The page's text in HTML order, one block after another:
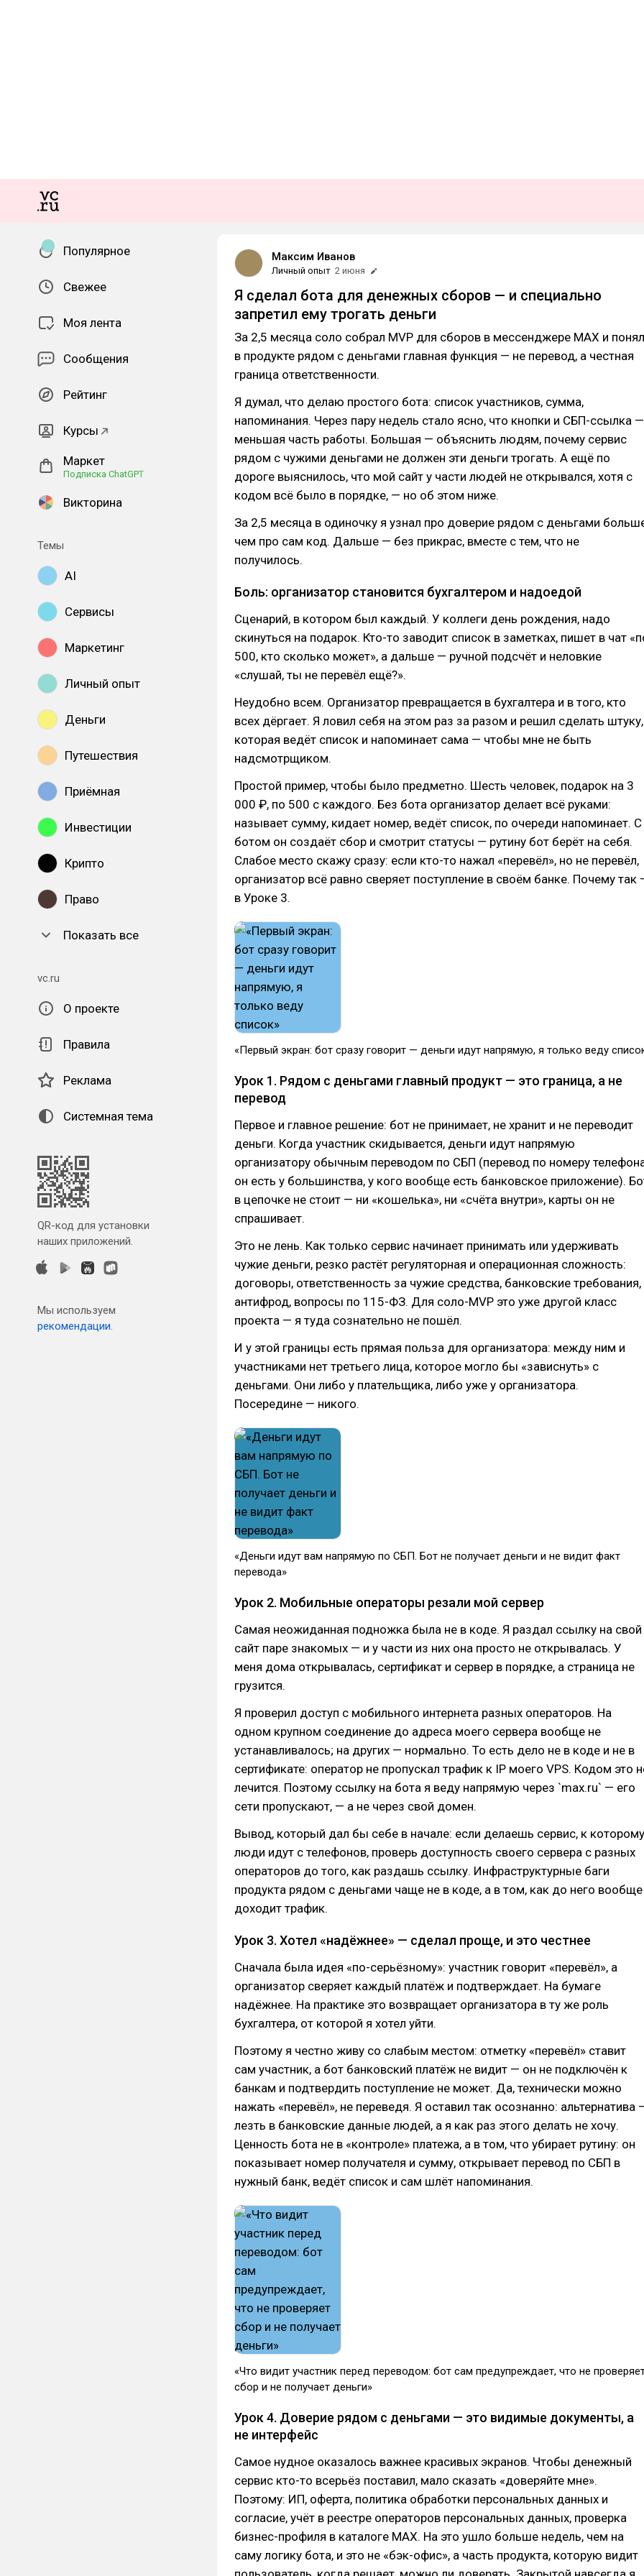
Популярное
Свежее
Моя лента
Сообщения
Рейтинг
Курсы
Маркет
Подписка ChatGPT
Викторина
Темы
AI
Сервисы
Маркетинг
Личный опыт
Деньги
Путешествия
Приёмная
Инвестиции
Крипто
Право
Показать все
vc.ru
О проекте
Правила
Реклама
Системная тема
QR-код для установки
наших приложений.
Мы используем
рекомендации.
Максим Иванов
Личный опыт 2 июня
Я сделал бота для денежных сборов — и специально
запретил ему трогать деньги
За 2,5 месяца соло собрал MVP для сборов в мессенджере MAX и
в продукте рядом с деньгами главная функция — не перевод, а честная
граница ответственности.
Я думал, что делаю простого бота: список участников, сумма,
напоминания. Через пару недель стало ясно, что кнопки и СБП-ссылка —
меньшая часть работы. Большая — объяснить людям, почему сервис
рядом с чужими деньгами не должен эти деньги трогать. А ещё по
дороге выяснилось, что мой сайт у части людей не открывался, хотя с
кодом всё было в порядке, — но об этом ниже.
За 2,5 месяца в одиночку я узнал про доверие рядом с деньгами
чем про сам код. Дальше — без прикрас, вместе с тем, что не
получилось.
Боль: организатор становится бухгалтером и надоедой
Сценарий, в котором был каждый. У коллеги день рождения, надо
скинуться на подарок. Кто-то заводит список в заметках, пишет в чат
500, кто сколько может», а дальше — ручной подсчёт и неловкие
«слушай, ты не перевёл ещё?».
Неудобно всем. Организатор превращается в бухгалтера и в того, кто
всех дёргает. Я ловил себя на этом раз за разом и решил сделать штуку,
которая ведёт список и напоминает сама — чтобы мне не быть
надсмотрщиком.
Простой пример, чтобы было предметно. Шесть человек, подарок на 3
000 ₽, по 500 с каждого. Без бота организатор делает всё руками:
называет сумму, кидает номер, ведёт список, по очереди напоминает. С
ботом он создаёт сбор и смотрит статусы — рутину бот берёт на себя.
Слабое место скажу сразу: если кто-то нажал «перевёл», но не перевёл,
организатор всё равно сверяет поступление в своём банке. Почему так
в Уроке 3.
«Первый экран: бот сразу говорит — деньги идут напрямую, я только веду
Урок 1. Рядом с деньгами главный продукт — это граница, а не
перевод
Первое и главное решение: бот не принимает, не хранит и не переводит
деньги. Когда участник скидывается, деньги идут напрямую
организатору обычным переводом по СБП (перевод по номеру
он есть у большинства, у кого вообще есть банковское приложение).
в цепочке не стоит — ни «кошелька», ни «счёта внутри», карты он не
спрашивает.
Это не лень. Как только сервис начинает принимать или удерживать
чужие деньги, резко растёт регуляторная и операционная сложность:
договоры, ответственность за чужие средства, банковские требования,
антифрод, вопросы по 115-ФЗ. Для соло-MVP это уже другой класс
проекта — я туда сознательно не пошёл.
И у этой границы есть прямая польза для организатора: между ним и
участниками нет третьего лица, которое могло бы «зависнуть» с
деньгами. Они либо у плательщика, либо уже у организатора.
Посередине — никого.
«Деньги идут вам напрямую по СБП. Бот не получает деньги и не видит факт
перевода»
Урок 2. Мобильные операторы резали мой сервер
Самая неожиданная подножка была не в коде. Я раздал ссылку на свой
сайт паре знакомых — и у части из них она просто не открывалась. У
меня дома открывалась, сертификат и сервер в порядке, а страница не
грузится.
Я проверил доступ с мобильного интернета разных операторов. На
одном крупном соединение до адреса моего сервера вообще не
устанавливалось; на других — нормально. То есть дело не в коде и не в
сертификате: оператор не пропускал трафик к IP моего VPS. Кодом это
лечится. Поэтому ссылку на бота я веду напрямую через `max.ru` — его
сети пропускают, — а не через свой домен.
Вывод, который дал бы себе в начале: если делаешь сервис, к которому
люди идут с телефонов, проверь доступность своего сервера с разных
операторов до того, как раздашь ссылку. Инфраструктурные баги
продукта рядом с деньгами чаще не в коде, а в том, как до него вообще
доходит трафик.
Урок 3. Хотел «надёжнее» — сделал проще, и это честнее
Сначала была идея «по-серьёзному»: участник говорит «перевёл», а
организатор сверяет каждый платёж и подтверждает. На бумаге
надёжнее. На практике это возвращает организатора в ту же роль
бухгалтера, от которой я хотел уйти.
Поэтому я честно живу со слабым местом: отметку «перевёл» ставит
сам участник, а бот банковский платёж не видит — он не подключён к
банкам и подтвердить поступление не может. Да, технически можно
нажать «перевёл», не переведя. Я оставил так осознанно: альтернатива
лезть в банковские данные людей, а я как раз этого делать не хочу.
Ценность бота не в «контроле» платежа, а в том, что убирает рутину: он
показывает номер получателя и сумму, открывает перевод по СБП в
нужный банк, ведёт список и сам шлёт напоминания.
«Что видит участник перед переводом: бот сам предупреждает, что не
сбор и не получает деньги»
Урок 4. Доверие рядом с деньгами — это видимые документы, а
не интерфейс
Самое нудное оказалось важнее красивых экранов. Чтобы денежный
сервис кто-то всерьёз поставил, мало сказать «доверяйте мне».
Поэтому: ИП, оферта, политика обработки персональных данных и
согласие, учёт в реестре операторов персональных данных, проверка
бизнес-профиля в каталоге MAX. На это ушло больше недель, чем на
саму логику бота, и это не «бэк-офис», а часть продукта, которую видит